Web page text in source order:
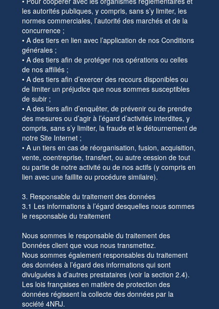
les autorités publiques, y compris, sans s’y limiter, les
normes commerciales, l’autorité des marchés et de la
concurrence ;
• A des tiers en lien avec l’application de nos Conditions
générales ;
• A des tiers afin de protéger nos opérations ou celles
de nos affiliés ;
• A des tiers afin d’exercer des recours disponibles ou
de limiter un préjudice que nous sommes susceptibles
de subir ;
• A des tiers afin d’enquêter, de prévenir ou de prendre
des mesures ou d’agir à l’égard d’activités interdites, y
compris, sans s’y limiter, la fraude et le détournement de
notre Site Internet ;
• A un tiers en cas de réorganisation, fusion, acquisition,
vente, coentreprise, transfert, ou autre cession de tout
ou partie de notre activité ou de nos actifs (y compris en
lien avec une faillite ou procédure similaire).
3. Responsable du traitement des données
3.1 Les informations à l’égard desquelles nous sommes
le responsable du traitement
Nous sommes le responsable du traitement des
Données client que vous nous transmettez.
Nous sommes également responsables du traitement
des données à l’égard des informations qui sont
divulguées à d’autres prestataires (voir la section 2.4).
Les lois françaises en matière de protection des
données régissent la collecte des données par la
société 4NRJ.